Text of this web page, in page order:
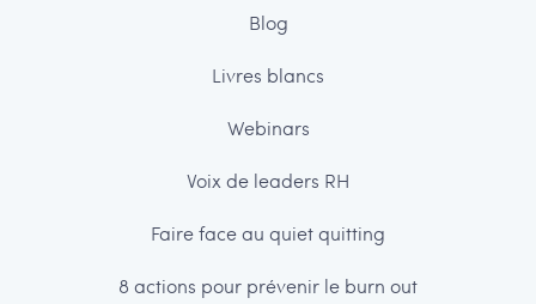
Blog
Livres blancs
Webinars
Voix de leaders RH
Faire face au quiet quitting
8 actions pour prévenir le burn out